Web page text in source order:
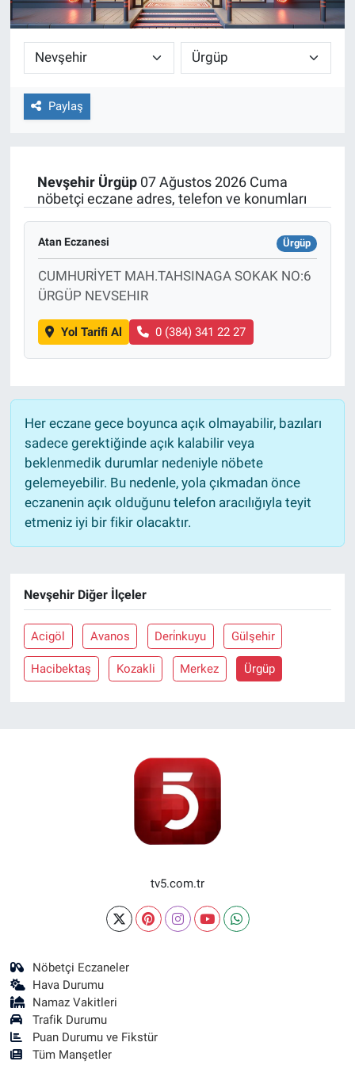
Paylaş
Nevşehir Ürgüp07 Ağustos 2026 Cuma
nöbetçi eczane adres, telefon ve konumları
Atan Eczanesi Ürgüp
CUMHURİYET MAH.TAHSINAGA SOKAK NO:6
ÜRGÜP NEVSEHIR
Yol Tarifi Al 0 (384) 341 22 27
Her eczane gece boyunca açık olmayabilir, bazıları
sadece gerektiğinde açık kalabilir veya
beklenmedik durumlar nedeniyle nöbete
gelemeyebilir. Bu nedenle, yola çıkmadan önce
eczanenin açık olduğunu telefon aracılığıyla teyit
etmeniz iyi bir fikir olacaktır.
Nevşehir Diğer İlçeler
Acigöl Avanos Deri̇nkuyu Gülşehir
Hacibektaş Kozakli Merkez Ürgüp
tv5.com.tr
Nöbetçi Eczaneler
Hava Durumu
Namaz Vakitleri
Trafik Durumu
Puan Durumu ve Fikstür
Tüm Manşetler